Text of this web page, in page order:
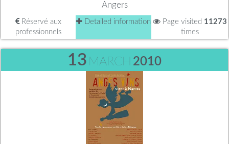
Angers
Réservé aux
professionnels
Detailed information Page visited 11273
times
13 MARCH 2010